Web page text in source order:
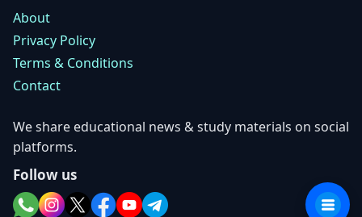
About
Privacy Policy
Terms & Conditions
Contact
We share educational news & study materials on social
platforms.
Follow us